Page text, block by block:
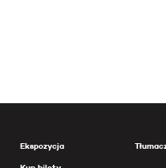
Ekspozycja